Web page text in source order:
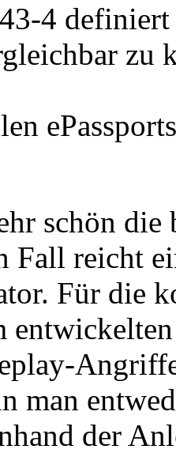
4 definiert
zu
schön die
Fall reicht
Für die
man
der